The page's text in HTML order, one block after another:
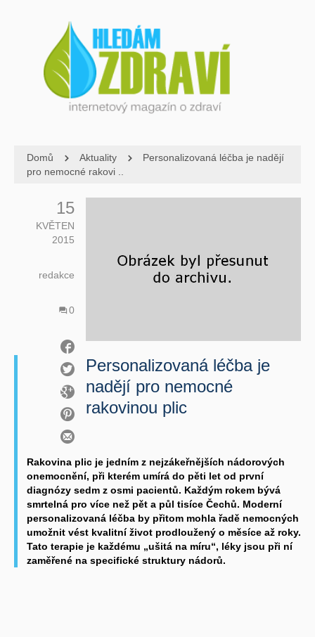
Domů Aktuality
Personalizovaná léčba je nadějí
pro nemocné rakovi ..
15
KVĚTEN
2015
redakce
0
Personalizovaná léčba je
nadějí pro nemocné
rakovinou plic
Rakovina plic je jedním z nejzákeřnějších nádorových
onemocnění, při kterém umírá do pěti let od první
diagnózy sedm z osmi pacientů. Každým rokem bývá
smrtelná pro více než pět a půl tisíce Čechů. Moderní
personalizovaná léčba by přitom mohla řadě nemocných
umožnit vést kvalitní život prodloužený o měsíce až roky.
Tato terapie je každému „ušitá na míru“, léky jsou při ní
zaměřené na specifické struktury nádorů.